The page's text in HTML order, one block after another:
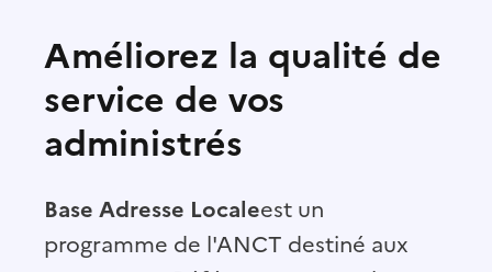
Améliorez la qualité de
service de vos
administrés
Base Adresse Localeest un
programme de l'ANCT destiné aux